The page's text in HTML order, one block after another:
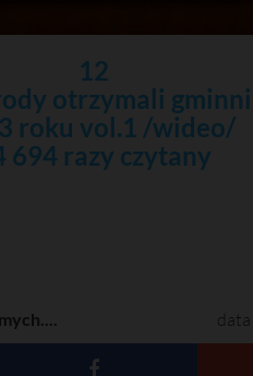
12
otrzymali
roku vol.1 /wideo/
694 razy czytany